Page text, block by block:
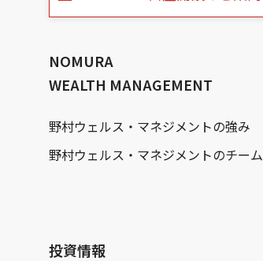
NOMURA
WEALTH MANAGEMENT
野村ウェルス・マネジメントの強み
野村ウェルス・マネジメントのチーム
投資情報